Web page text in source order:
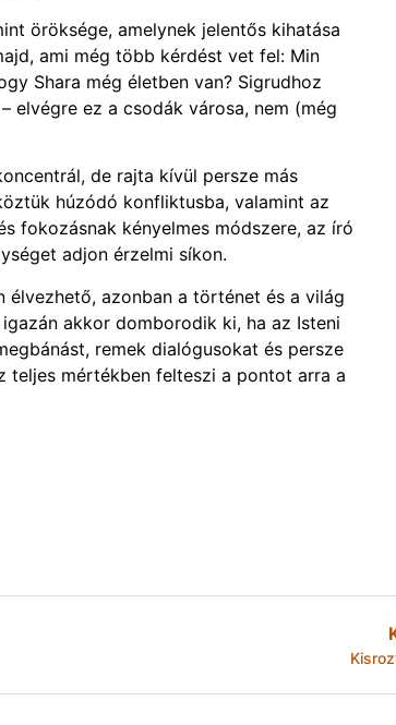
öröksége, amelynek jelentős kihatása
ami még több kérdést vet fel: Min
Shara még életben van? Sigrudhoz
elvégre ez a csodák városa, nem (még
de rajta kívül persze más
húzódó konfliktusba, valamint az
fokozásnak kényelmes módszere, az író
adjon érzelmi síkon.
élvezhető, azonban a történet és a világ
akkor domborodik ki, ha az Isteni
remek dialógusokat és persze
teljes mértékben felteszi a pontot arra a